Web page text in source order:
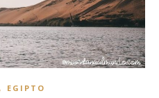
, EGIPTO